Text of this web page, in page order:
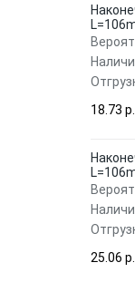
18.73 p.
25.06 p.